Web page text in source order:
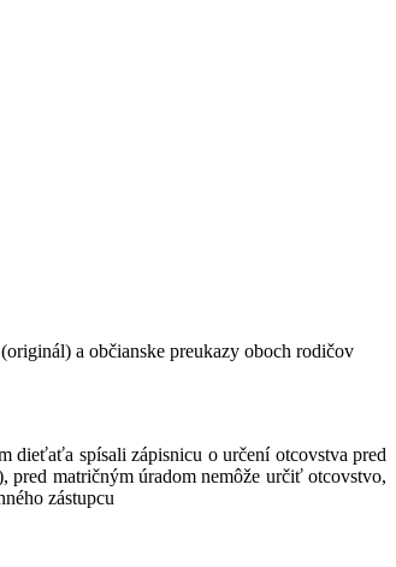
a občianske preukazy oboch rodičov
dieťaťa spísali zápisnicu o určení otcovstva pred
matričným úradom nemôže určiť otcovstvo,
zástupcu